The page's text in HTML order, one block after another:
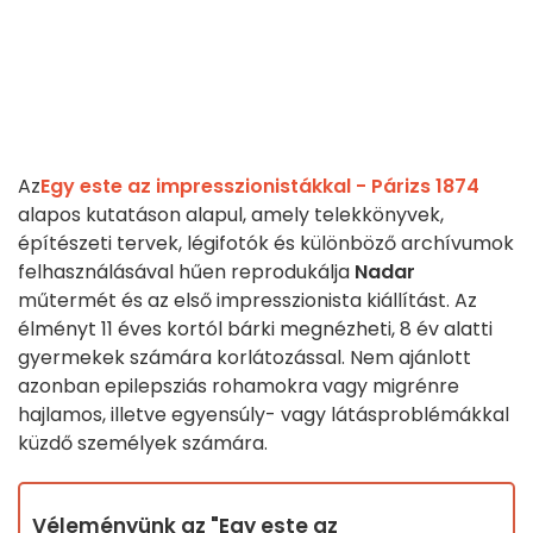
AzEgy este az impresszionistákkal - Párizs 1874
alapos kutatáson alapul, amely telekkönyvek,
építészeti tervek, légifotók és különböző archívumok
felhasználásával hűen reprodukálja Nadar
műtermét és az első impresszionista kiállítást. Az
élményt 11 éves kortól bárki megnézheti, 8 év alatti
gyermekek számára korlátozással. Nem ajánlott
azonban epilepsziás rohamokra vagy migrénre
hajlamos, illetve egyensúly- vagy látásproblémákkal
küzdő személyek számára.
Véleményünk az "Egy este az